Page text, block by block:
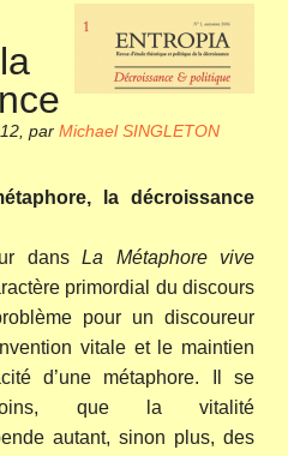
par Michael SINGLETON
la décroissance
dans La Métaphore vive
primordial du discours
pour un discoureur
vitale et le maintien
d’une métaphore. Il se
que la vitalité
autant, sinon plus, des